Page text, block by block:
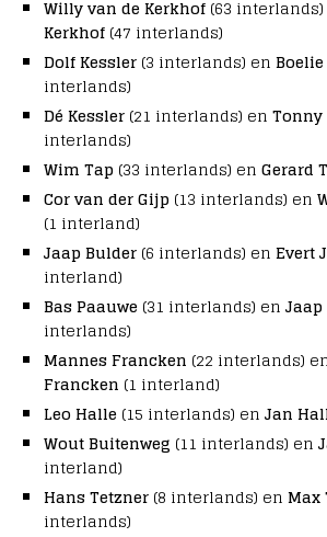
Willy van de Kerkhof (63
Kerkhof (47 interlands)
Dolf Kessler (3 interlands) en
interlands)
Dé Kessler (21 interlands) en Tonny
interlands)
Wim Tap (33 interlands) en Gerard
Cor van der Gijp (13 interlands) en
(1 interland)
Jaap Bulder (6 interlands) en Evert
interland)
Bas Paauwe (31 interlands) en
interlands)
Mannes Francken (22 interlands)
Francken (1 interland)
Leo Halle (15 interlands) en Jan
Wout Buitenweg (11 interlands) en
interland)
Hans Tetzner (8 interlands) en Max
interlands)